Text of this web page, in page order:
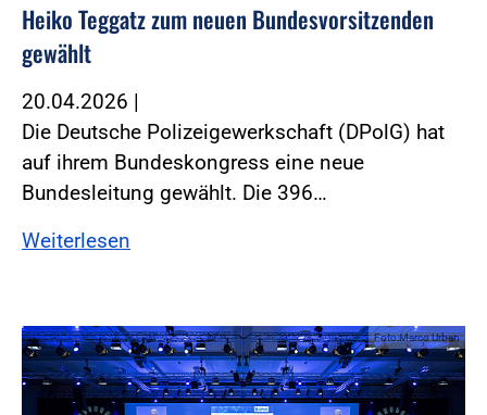
Heiko Teggatz zum neuen Bundesvorsitzenden
gewählt
20.04.2026 |
Die Deutsche Polizeigewerkschaft (DPolG) hat
auf ihrem Bundeskongress eine neue
Bundesleitung gewählt. Die 396…
Weiterlesen
Foto:Marco Urban